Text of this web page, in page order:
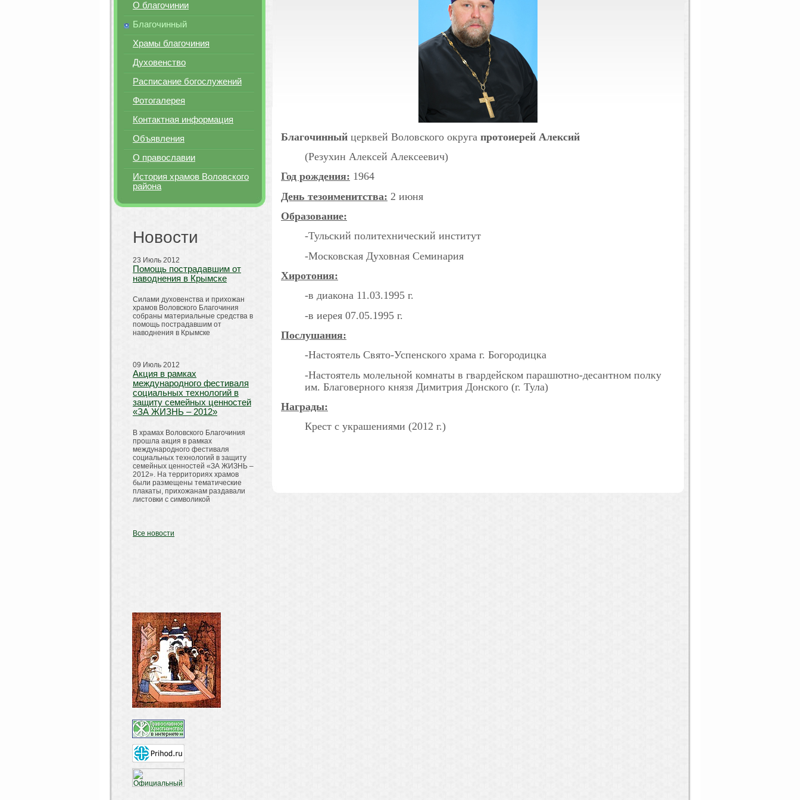
О благочинии
Благочинный
Храмы благочиния
Духовенство
Расписание богослужений
Фотогалерея
Контактная информация
Объявления
О православии
История храмов Воловского
района
Новости
23 Июль 2012
Помощь пострадавшим от
наводнения в Крымске
Силами духовенства и прихожан
храмов Воловского Благочиния
собраны материальные средства в
помощь пострадавшим от
наводнения в Крымске
09 Июль 2012
Акция в рамках
международного фестиваля
социальных технологий в
защиту семейных ценностей
«ЗА ЖИЗНЬ – 2012»
В храмах Воловского Благочиния
прошла акция в рамках
международного фестиваля
социальных технологий в защиту
семейных ценностей «ЗА ЖИЗНЬ –
2012». На территориях храмов
были размещены тематические
плакаты, прихожанам раздавали
листовки с символикой
Все новости
Благочинный церквей Воловского округа протоиерей Алексий
(Резухин Алексей Алексеевич)
Год рождения: 1964
День тезоименитства: 2 июня
Образование:
-Тульский политехнический институт
-Московская Духовная Семинария
Хиротония:
-в диакона 11.03.1995 г.
-в иерея 07.05.1995 г.
Послушания:
-Настоятель Свято-Успенского храма г. Богородицка
-Настоятель молельной комнаты в гвардейском парашютно-десантном полку
им. Благоверного князя Димитрия Донского (г. Тула)
Награды:
Крест с украшениями (2012 г.)